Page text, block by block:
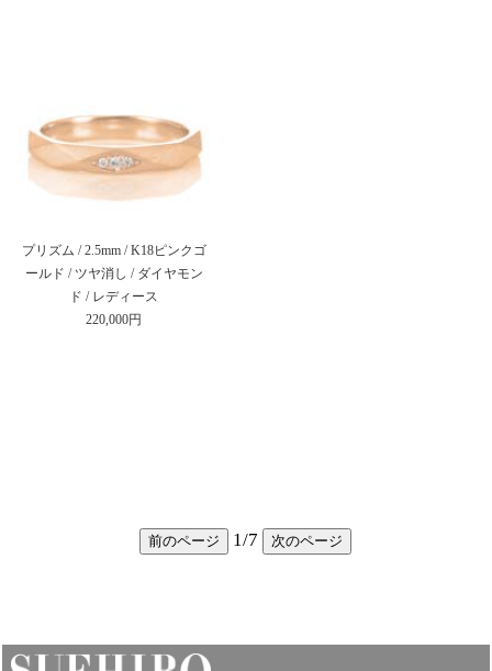
プリズム / 2.5mm / K18ピンクゴ
ールド / ツヤ消し / ダイヤモン
ド / レディース
220,000円
前のページ 1/7 次のページ